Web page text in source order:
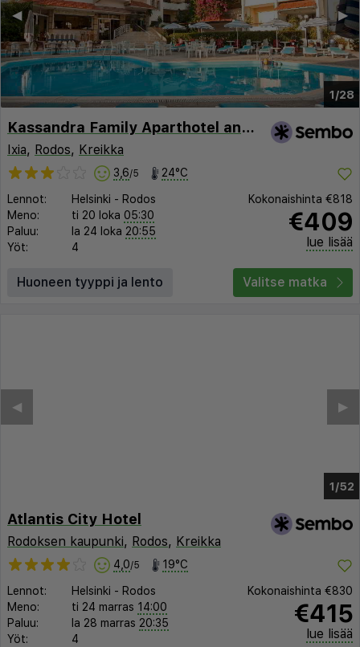
1/28
▶︎
◀︎
Kassandra Family Aparthotel and SPA
Ixia, Rodos, Kreikka
3,6/5 24°C
Lennot: Helsinki - Rodos
Meno:
ti 20 loka 05:30
Paluu:
la 24 loka 20:55
Yöt:
4
Kokonaishinta €818
€409
lue lisää
Huoneen tyyppi ja lento Valitse matka
1/46
▶︎
◀︎
Atlantis City Hotel
Rodoksen kaupunki, Rodos, Kreikka
4,0/5 19°C
Lennot: Helsinki - Rodos
Meno:
ti 24 marras 14:00
Paluu:
la 28 marras 20:35
Yöt:
4
Kokonaishinta €830
€415
lue lisää